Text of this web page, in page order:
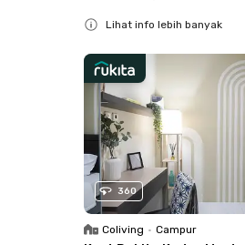
Lihat info lebih banyak
360
Coliving • Campur